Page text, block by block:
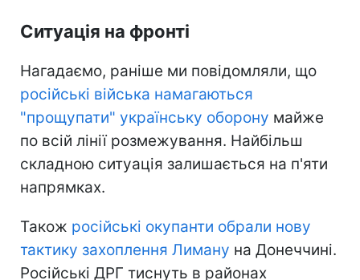
Ситуація на фронті
Нагадаємо, раніше ми повідомляли, що
російські війська намагаються
"прощупати" українську оборону майже
по всій лінії розмежування. Найбільш
складною ситуація залишається на п'яти
напрямках.
Також російські окупанти обрали нову
тактику захоплення Лиману на Донеччині.
Російські ДРГ тиснуть в районах